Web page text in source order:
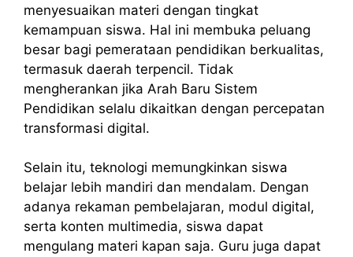
menyesuaikan materi dengan tingkat
kemampuan siswa. Hal ini membuka peluang
besar bagi pemerataan pendidikan berkualitas,
termasuk daerah terpencil. Tidak
mengherankan jika Arah Baru Sistem
Pendidikan selalu dikaitkan dengan percepatan
transformasi digital.
Selain itu, teknologi memungkinkan siswa
belajar lebih mandiri dan mendalam. Dengan
adanya rekaman pembelajaran, modul digital,
serta konten multimedia, siswa dapat
mengulang materi kapan saja. Guru juga dapat